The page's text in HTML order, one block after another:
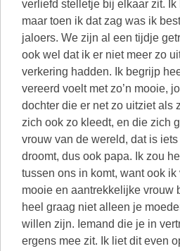
verliefd stelletje bij elkaar zit.
maar toen ik dat zag was ik
jaloers. We zijn al een tijdje
ook wel dat ik er niet meer zo
verkering hadden. Ik begrijp
vereerd voelt met zo’n mooie,
dochter die er net zo uitziet als
zich ook zo kleedt, en die zich
vrouw van de wereld, dat is
droomt, dus ook papa. Ik zou
tussen ons in komt, want ook
mooie en aantrekkelijke vrouw
heel graag niet alleen je
willen zijn. Iemand die je in
ergens mee zit. Ik liet dit even